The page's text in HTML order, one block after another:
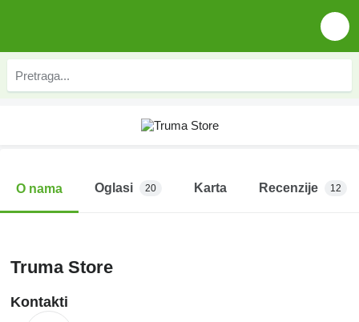
O nama Oglasi 20 Karta Recenzije 12
Truma Store
Kontakti